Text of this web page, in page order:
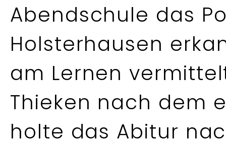
Abendschule das
Holsterhausen
am Lernen
Thieken nach dem
holte das Abitur